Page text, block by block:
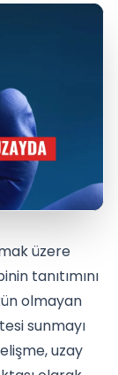
üzere
tanıtımını
olmayan
sunmayı
uzay